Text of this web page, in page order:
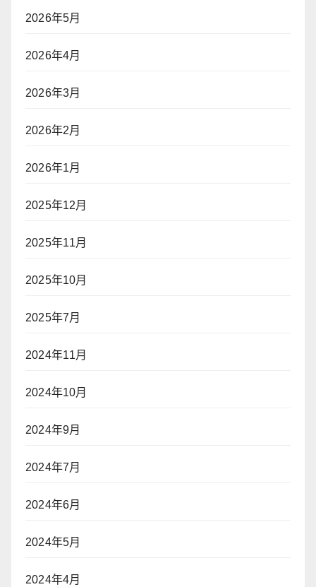
2026年5月
2026年4月
2026年3月
2026年2月
2026年1月
2025年12月
2025年11月
2025年10月
2025年7月
2024年11月
2024年10月
2024年9月
2024年7月
2024年6月
2024年5月
2024年4月